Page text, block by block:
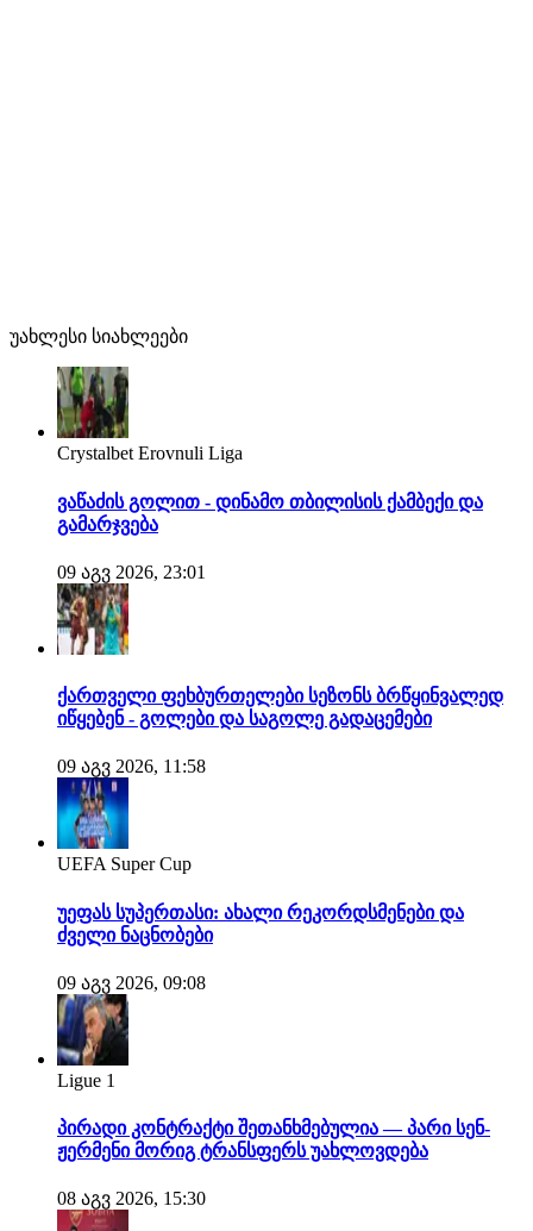
უახლესი სიახლეები
Crystalbet Erovnuli Liga
ვაწაძის გოლით - დინამო თბილისის ქამბექი და
გამარჯვება
09 აგვ 2026, 23:01
ქართველი ფეხბურთელები სეზონს ბრწყინვალედ
იწყებენ - გოლები და საგოლე გადაცემები
09 აგვ 2026, 11:58
UEFA Super Cup
უეფას სუპერთასი: ახალი რეკორდსმენები და
ძველი ნაცნობები
09 აგვ 2026, 09:08
Ligue 1
პირადი კონტრაქტი შეთანხმებულია — პარი სენ-
ჟერმენი მორიგ ტრანსფერს უახლოვდება
08 აგვ 2026, 15:30